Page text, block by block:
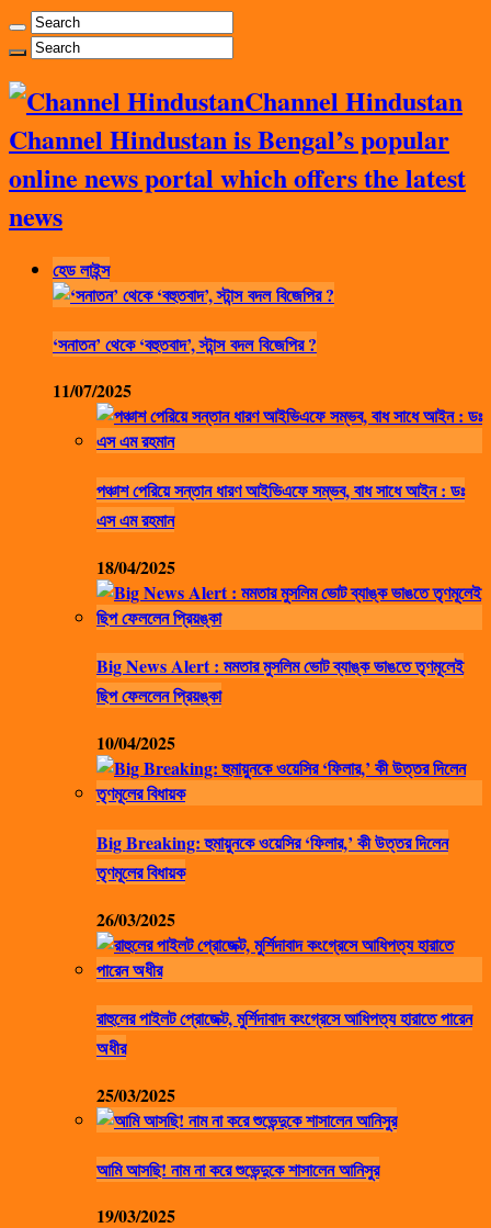
Channel Hindustan
Channel Hindustan is Bengal’s popular
online news portal which offers the latest
news
হেড লাইন্স
‘সনাতন’ থেকে ‘বহুতবাদ’, স্টান্স বদল বিজেপির ?
11/07/2025
পঞ্চাশ পেরিয়ে সন্তান ধারণ আইভিএফে সম্ভব, বাধ সাধে আইন : ডঃ
এস এম রহমান
18/04/2025
Big News Alert : মমতার মুসলিম ভোট ব্যাঙ্ক ভাঙতে তৃণমূলেই
ছিপ ফেললেন প্রিয়ঙ্কা
10/04/2025
Big Breaking: হুমায়ুনকে ওয়েসির ‘ফিলার,’ কী উত্তর দিলেন
তৃণমূলের বিধায়ক
26/03/2025
রাহুলের পাইলট প্রোজেক্ট, মুর্শিদাবাদ কংগ্রেসে আধিপত্য হারাতে পারেন
অধীর
25/03/2025
আমি আসছি! নাম না করে শুভেন্দুকে শাসালেন আনিসুর
19/03/2025